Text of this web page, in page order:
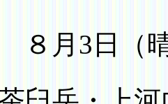
８月 3 日（